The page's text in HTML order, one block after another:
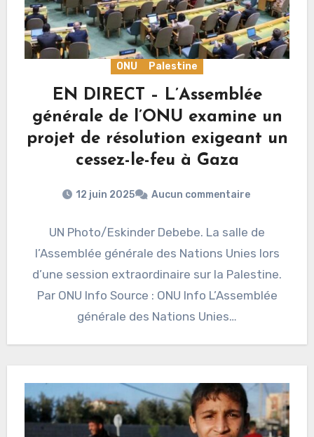
ONU Palestine
EN DIRECT – L’Assemblée
générale de l’ONU examine un
projet de résolution exigeant un
cessez-le-feu à Gaza
12 juin 2025 Aucun commentaire
UN Photo/Eskinder Debebe. La salle de
l’Assemblée générale des Nations Unies lors
d’une session extraordinaire sur la Palestine.
Par ONU Info Source : ONU Info L’Assemblée
générale des Nations Unies…